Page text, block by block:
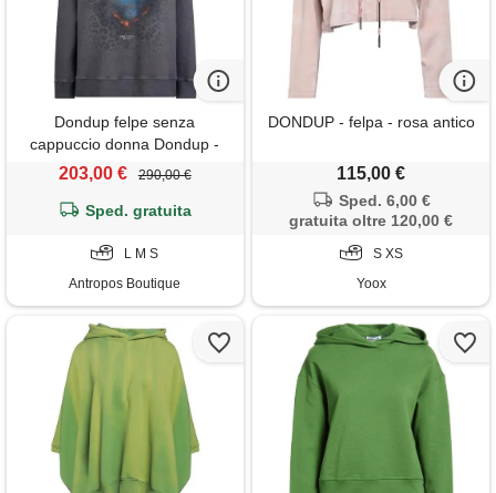
Dondup felpe senza
cappuccio donna Dondup -
felpa - nero
203,00 € 290,00 €
Sped. gratuita
L M S
Antropos Boutique
DONDUP - felpa - rosa antico
115,00 €
Sped. 6,00 €
gratuita oltre 120,00 €
S XS
Yoox